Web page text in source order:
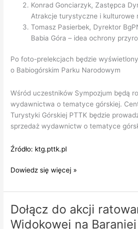
Konrad Gonciarzyk, Zastępca
Atrakcje turystyczne i kulturowe
Tomasz Pasierbek, Dyrektor
Babia Góra – idea ochrony
Po foto-prelekcjach będzie
o Babiogórskim Parku Narodowym
Wśród uczestników Sympozjum będą
wydawnictwa o tematyce górskiej.
Turystyki Górskiej PTTK będzie
sprzedaż wydawnictw o tematyce
Źródło: ktg.pttk.pl
SYMPOZJUM
LAT BABIOGÓRSKIEGO PARKU
NARODOWEGO”
-30.11.2024
Dowiedz się więcej »
Dołącz do akcji
Widokowej na